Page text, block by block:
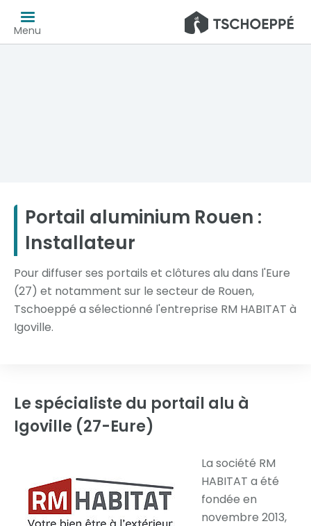
Menu
Portail aluminium Rouen :
Installateur
Pour diffuser ses portails et clôtures alu dans l'Eure
(27) et notamment sur le secteur de Rouen,
Tschoeppé a sélectionné l'entreprise RM HABITAT à
Igoville.
Le spécialiste du portail alu à
Igoville (27-Eure)
La société RM
HABITAT a été
fondée en
novembre 2013,